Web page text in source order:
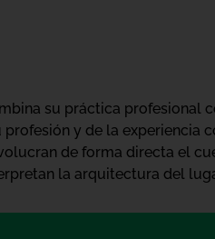
su práctica profesional
y de la experiencia
de forma directa el
la arquitectura del